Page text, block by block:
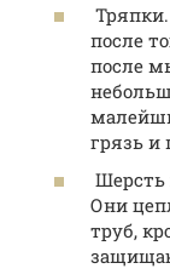
после
после
грязь и
Шерсть
Они
труб,